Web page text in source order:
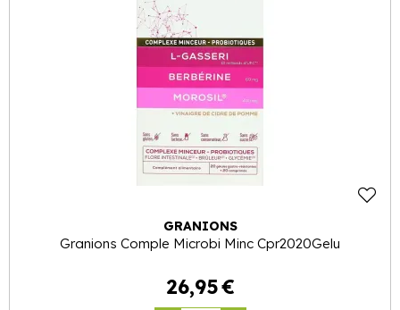
GRANIONS
Granions Comple Microbi Minc Cpr2020Gelu
26,95€